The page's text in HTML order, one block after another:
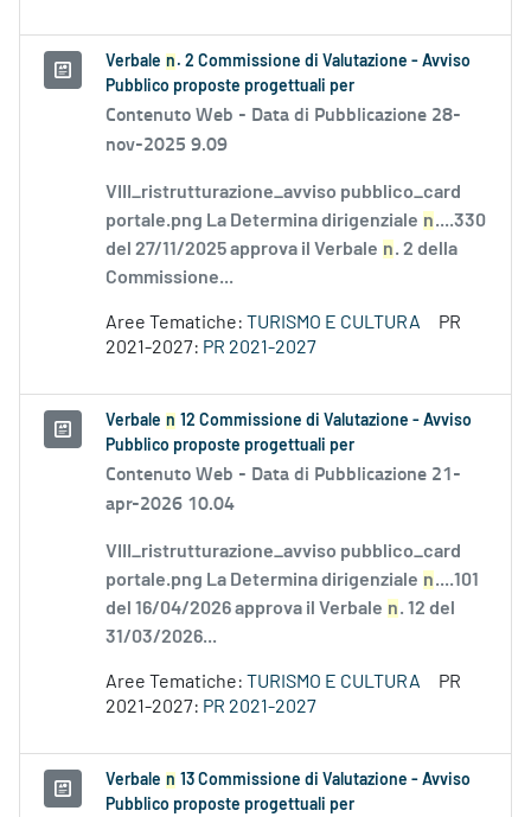
Verbale n . 2 Commissione di Valutazione - Avviso
Pubblico proposte progettuali per
Contenuto Web - Data di Pubblicazione 28-
nov-2025 9.09
VIII_ristrutturazione_avviso pubblico_card
portale.png La Determina dirigenziale n....330
del 27/11/2025 approva il Verbale n. 2 della
Commissione...
Aree Tematiche: TURISMO E CULTURA
PR
2021-2027: PR 2021-2027
Verbale n 12 Commissione di Valutazione - Avviso
Pubblico proposte progettuali per
Contenuto Web - Data di Pubblicazione 21-
apr-2026 10.04
VIII_ristrutturazione_avviso pubblico_card
portale.png La Determina dirigenziale n....101
del 16/04/2026 approva il Verbale n. 12 del
31/03/2026...
Aree Tematiche: TURISMO E CULTURA
PR
2021-2027: PR 2021-2027
Verbale n 13 Commissione di Valutazione - Avviso
Pubblico proposte progettuali per